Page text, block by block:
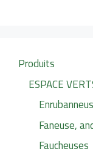
Produits
ESPACE
Faneuse,
Faucheuses